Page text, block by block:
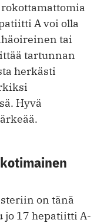
A voi olla
tai
tartunnan
herkästi
Hyvä
on tänä
jo 17 hepatiitti A-